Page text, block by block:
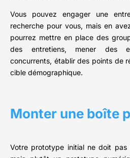
Vous pouvez engager une
recherche pour vous, mais en
pourrez mettre en place des
des entretiens, mener des
concurrents, établir des points de
cible démographique.
Monter une boîte
Votre prototype initial ne doit